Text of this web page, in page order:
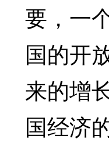
要，一
国的开
来的增
国经济